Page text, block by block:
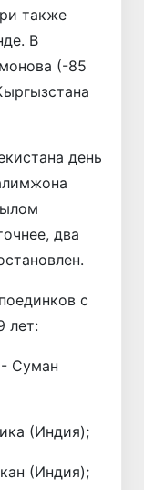
также
В
(-85
день
два
с
лет:
Суман
(Индия);
(Индия);